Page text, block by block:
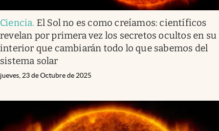
Ciencia. El Sol no es como creíamos: científicos
revelan por primera vez los secretos ocultos en su
interior que cambiarán todo lo que sabemos del
sistema solar
jueves, 23 de Octubre de 2025